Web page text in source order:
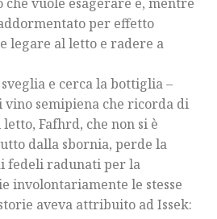
per effetto
legare al letto e radere a
e cerca la bottiglia –
vino semipiena che ricorda di
Fafhrd, che non si è
dalla sbornia, perde la
fedeli radunati per la
involontariamente le stesse
aveva attribuito ad Issek: